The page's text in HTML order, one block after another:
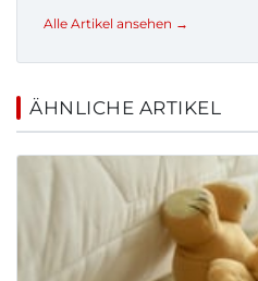
Alle Artikel ansehen →
ÄHNLICHE ARTIKEL